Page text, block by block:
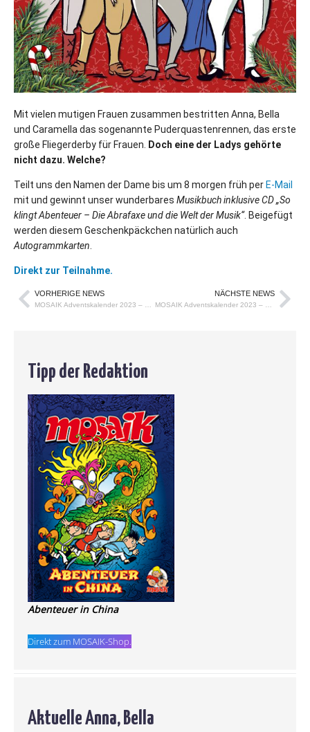
Mit vielen mutigen Frauen zusammen bestritten Anna, Bella
und Caramella das sogenannte Puderquastenrennen, das erste
große Fliegerderby für Frauen.
Doch eine der Ladys gehörte
nicht dazu. Welche?
Teilt uns den Namen der Dame bis um 8 morgen früh per E-Mail
mit und gewinnt unser wunderbares Musikbuch inklusive CD „So
klingt Abenteuer – Die Abrafaxe und die Welt der Musik“. Beigefügt
werden diesem Geschenkpäckchen natürlich auch
Autogrammkarten
Direkt zur Teilnahme.
VORHERIGE NEWS NÄCHSTE NEWS
Tipp der Redaktion
Abenteuer in China
Direkt zum MOSAIK-Shop.
Aktuelle Anna, Bella